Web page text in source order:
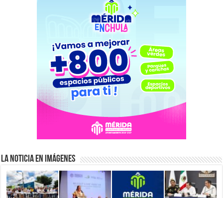
La Noticia en Imágenes